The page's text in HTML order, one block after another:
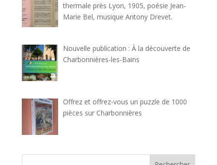
thermale près Lyon, 1905, poésie Jean-
Marie Bel, musique Antony Drevet.
Nouvelle publication : À la découverte de
Charbonnières-les-Bains
Offrez et offrez-vous un puzzle de 1000
pièces sur Charbonnières